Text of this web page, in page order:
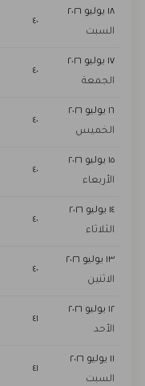
١٨ يوليو ٢٠٢٦
السبت
٤٠
١٧ يوليو ٢٠٢٦
الجمعة
٤٠
١٦ يوليو ٢٠٢٦
الخميس
٤٠
١٥ يوليو ٢٠٢٦
الأربعاء
٤٠
١٤ يوليو ٢٠٢٦
الثلاثاء
٤٠
١٣ يوليو ٢٠٢٦
الاثنين
٤٠
١٢ يوليو ٢٠٢٦
الأحد
٤١
١١ يوليو ٢٠٢٦
السبت
٤١